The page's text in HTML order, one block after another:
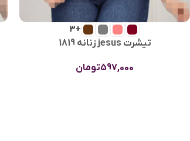
+3
تیشرت jesus زنانه 1819
597,000تومان